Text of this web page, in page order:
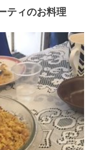
ティのお料理